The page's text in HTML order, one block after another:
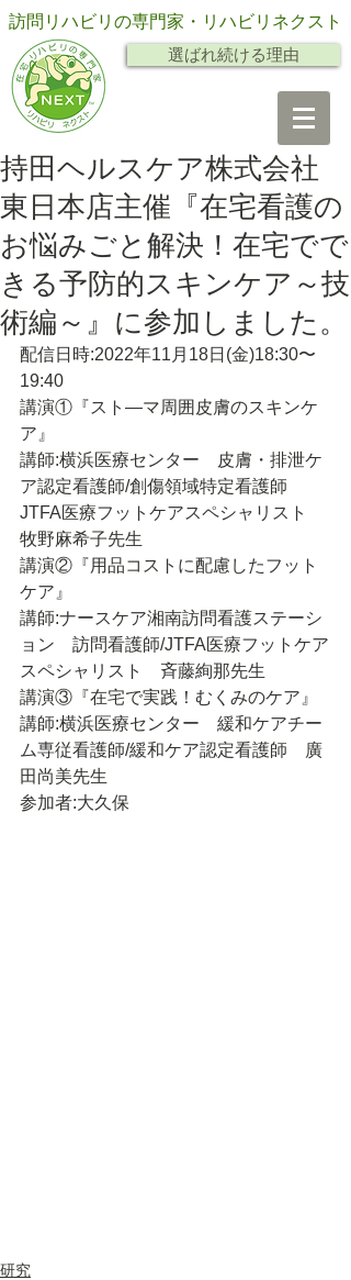
選ばれ続ける理由
訪問リハビリの専門家・リハビリネクスト
持田ヘルスケア株式会社
東日本店主催『在宅看護の
お悩みごと解決！在宅でで
きる予防的スキンケア～技
術編～』に参加しました。
配信日時:2022年11月18日(金)18:30〜
19:40
講演①『スト―マ周囲皮膚のスキンケ
ア』
講師:横浜医療センター　皮膚・排泄ケ
ア認定看護師/創傷領域特定看護師
JTFA医療フットケアスペシャリスト
牧野麻希子先生
講演②『用品コストに配慮したフット
ケア』
講師:ナースケア湘南訪問看護ステーシ
ョン　訪問看護師/JTFA医療フットケア
スペシャリスト　斉藤絢那先生
講演③『在宅で実践！むくみのケア』
講師:横浜医療センター　緩和ケアチー
ム専従看護師/緩和ケア認定看護師　廣
田尚美先生
参加者:大久保
研究